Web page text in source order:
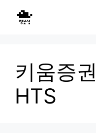
키움증
HTS